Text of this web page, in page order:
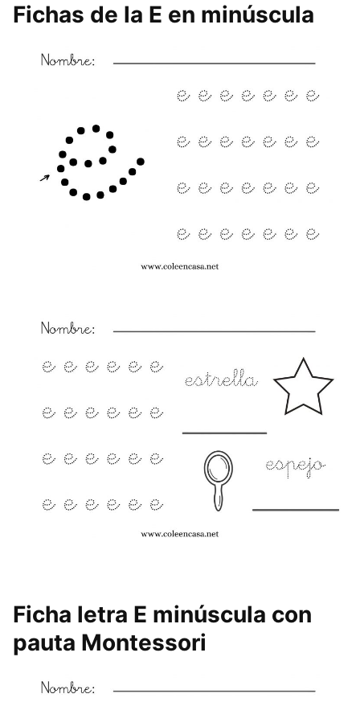
Fichas de la E en minúscula
Ficha letra E minúscula con
pauta Montessori